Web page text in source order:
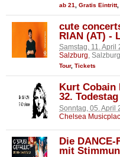
ab 21 Gratis Eintritt,
cute
RIAN (AT) -
Samstag, 11. April
Salzburg, Salzburg
Tour, Tickets
Kurt Cobain
32. Todestag
Sonntag, 05. April
Chelsea
Die DANCE-
mit